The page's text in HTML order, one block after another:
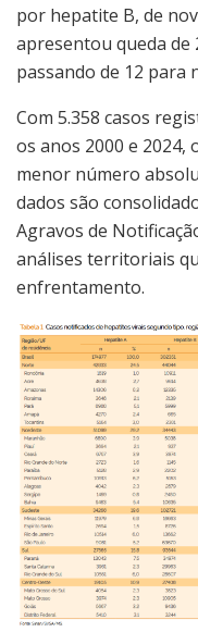
por hepatite B, de
apresentou queda de
passando de 12 para
Com 5.358 casos
os anos 2000 e 2024,
menor número
dados são
Agravos de
análises territoriais
enfrentamento.